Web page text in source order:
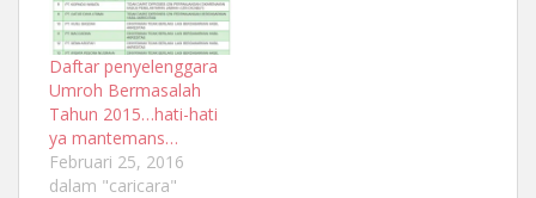
Daftar penyelenggara
Umroh Bermasalah
Tahun 2015…hati-hati
ya mantemans…
Februari 25, 2016
dalam "caricara"